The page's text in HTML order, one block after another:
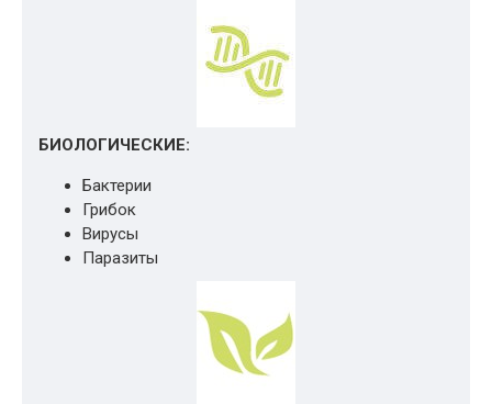
БИОЛОГИЧЕСКИЕ:
Бактерии
Грибок
Вирусы
Паразиты